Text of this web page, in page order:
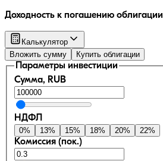
Доходность к погашению облигации
Калькулятор
Вложить сумму
Купить облигации
Параметры инвестиции
Сумма, RUB
НДФЛ
0% 13% 15% 18% 20% 22%
Комиссия (пок.)